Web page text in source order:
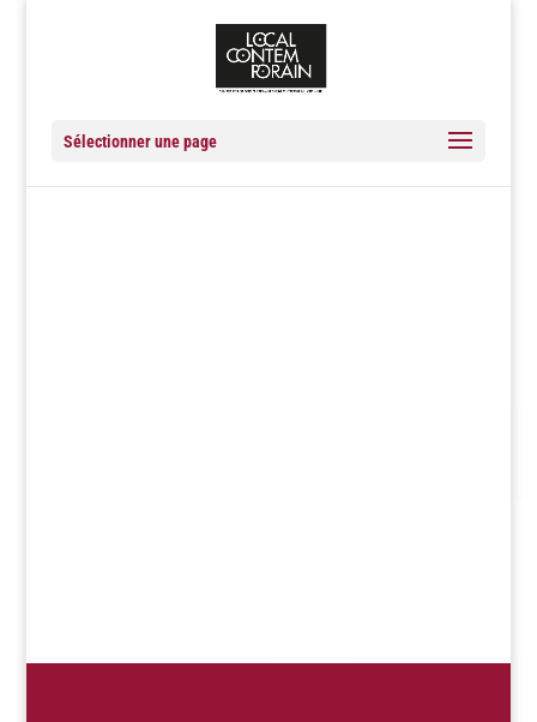
Sélectionner une page